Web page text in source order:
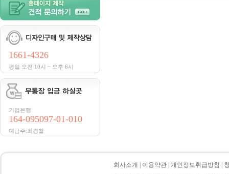
1661-4326
평일 오전 10시 ~ 오후 6시
기업은행
164-095097-01-010
예금주:최경철
회사소개 이용약관 개인정보취급방침